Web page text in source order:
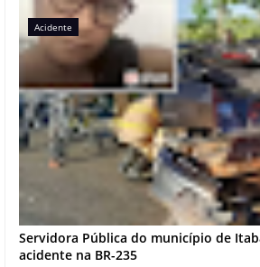
Acidente
Servidora Pública do município de
acidente na BR-235